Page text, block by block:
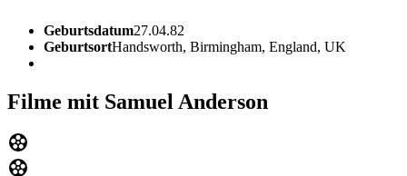
Geburtsdatum27.04.82
GeburtsortHandsworth, Birmingham, England, UK
Filme mit Samuel Anderson